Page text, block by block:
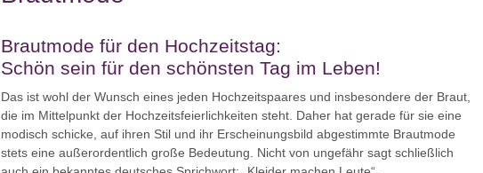
Brautmode für den Hochzeitstag:
Schön sein für den schönsten Tag im Leben!
Das ist wohl der Wunsch eines jeden Hoch­zeits­paares und insbesondere der Braut,
die im Mittel­punkt der Hoch­zeits­feier­lich­keiten steht. Daher hat gerade für sie eine
modisch schicke, auf ihren Stil und ihr Erscheinungsbild abgestimmte Brautmode
stets eine außer­ordentlich große Bedeutung. Nicht von ungefähr sagt schließlich